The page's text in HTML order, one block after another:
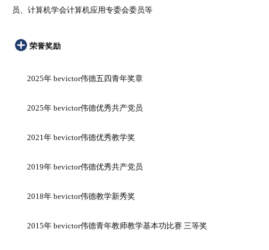
员、计算机学会计算机应用专委会委员等
荣誉奖励
2025年 bevictor伟德五四青年奖章
2025年 bevictor伟德优秀共产党员
2021年 bevictor伟德优秀教学奖
2019年 bevictor伟德优秀共产党员
2018年 bevictor伟德教学新秀奖
2015年 bevictor伟德青年教师教学基本功比赛 三等奖